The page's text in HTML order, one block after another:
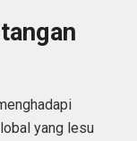
yang lesu